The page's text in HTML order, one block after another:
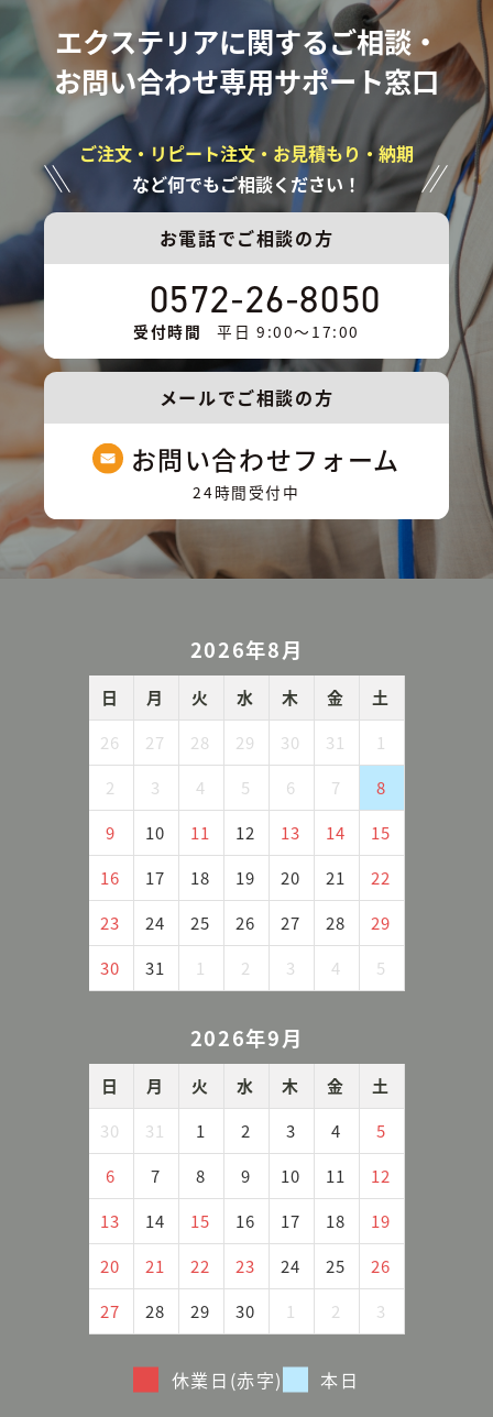
エクステリアに関するご相談・
お問い合わせ専用サポート窓口
ご注文・リピート注文・お見積もり・納期
など何でもご相談ください！
お電話でご相談の方
0572-26-8050
受付時間 平日 9:00〜17:00
メールでご相談の方
お問い合わせフォーム
24時間受付中
2026年8月
日 月 火 水 木 金
土
26
27 28 29 30 31
1
2
3 4 5 6 7
8
9
10 11 12 13 14
15
16
17 18 19 20 21
22
23
24 25 26 27 28
29
30
31 1 2 3 4 5
2026年9月
日 月 火 水 木 金
土
30
31 1 2 3 4
5
6
7 8 9 10 11
12
13
14 15 16 17 18
19
20
21 22 23 24 25
26
27
28 29 30 1 2 3
休業日(赤字) 本日